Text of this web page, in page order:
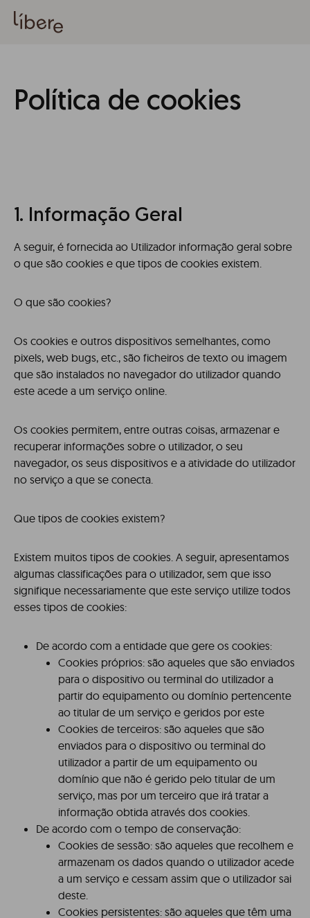
Política de cookies
1. Informação Geral
A seguir, é fornecida ao Utilizador informação geral sobre
o que são cookies e que tipos de cookies existem.
O que são cookies?
Os cookies e outros dispositivos semelhantes, como
pixels, web bugs, etc., são ficheiros de texto ou imagem
que são instalados no navegador do utilizador quando
este acede a um serviço online.
Os cookies permitem, entre outras coisas, armazenar e
recuperar informações sobre o utilizador, o seu
navegador, os seus dispositivos e a atividade do utilizador
no serviço a que se conecta.
Que tipos de cookies existem?
Existem muitos tipos de cookies. A seguir, apresentamos
algumas classificações para o utilizador, sem que isso
signifique necessariamente que este serviço utilize todos
esses tipos de cookies:
De acordo com a entidade que gere os cookies:
Cookies próprios: são aqueles que são enviados
para o dispositivo ou terminal do utilizador a
partir do equipamento ou domínio pertencente
ao titular de um serviço e geridos por este
Cookies de terceiros: são aqueles que são
enviados para o dispositivo ou terminal do
utilizador a partir de um equipamento ou
domínio que não é gerido pelo titular de um
serviço, mas por um terceiro que irá tratar a
informação obtida através dos cookies.
De acordo com o tempo de conservação:
Cookies de sessão: são aqueles que recolhem e
armazenam os dados quando o utilizador acede
a um serviço e cessam assim que o utilizador sai
deste.
Cookies persistentes: são aqueles que têm uma